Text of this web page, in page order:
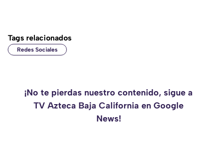
Tags relacionados
Redes Sociales
¡No te pierdas nuestro contenido, sigue a
TV Azteca Baja California en Google
News!